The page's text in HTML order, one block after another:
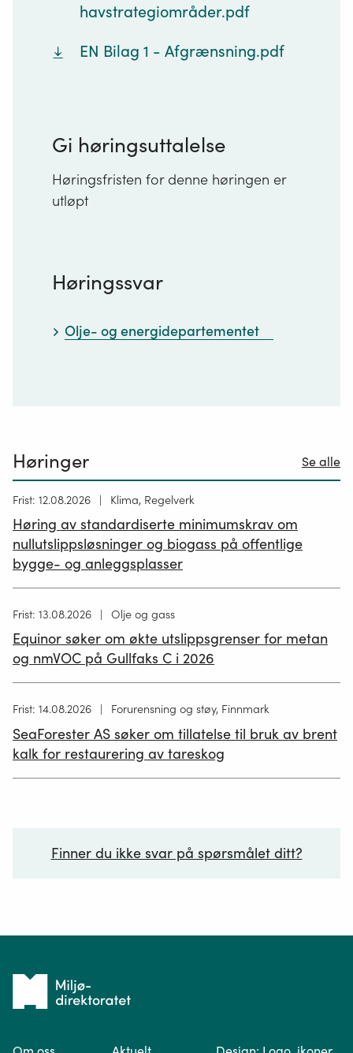
havstrategiområder.pdf
EN Bilag 1 - Afgrænsning.pdf
Gi høringsuttalelse
Høringsfristen for denne høringen er
utløpt
Høringssvar
Olje- og energidepartementet
Høringer Se alle
Høring
publisert
12.05.2026
Frist: 12.08.2026 Klima, Regelverk
Høring av standardiserte minimumskrav om
nullutslippsløsninger og biogass på offentlige
bygge- og anleggsplasser
Høring
publisert
02.07.2026
Frist: 13.08.2026 Olje og gass
Equinor søker om økte utslippsgrenser for metan
og nmVOC på Gullfaks C i 2026
Høring
19.06.2026
Frist: 14.08.2026 Forurensning og støy, Finnmark
SeaForester AS søker om tillatelse til bruk av brent
kalk for restaurering av tareskog
Finner du ikke svar på spørsmålet ditt?
Tilbake